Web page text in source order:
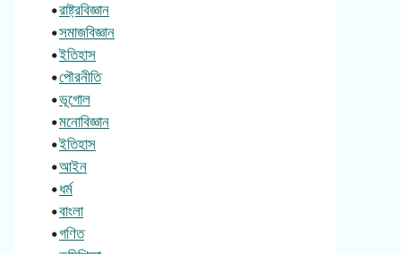
•রাষ্ট্রবিজ্ঞান
•সমাজবিজ্ঞান
•ইতিহাস
•পৌরনীতি
•ভূগোল
•মনোবিজ্ঞান
•ইতিহাস
•আইন
•ধর্ম
•বাংলা
•গণিত